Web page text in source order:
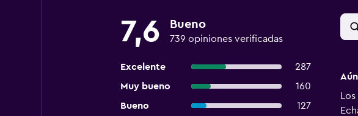
7,6 Bueno
739 opiniones verificadas
Excelente
287
Muy bueno
160
Bueno
127